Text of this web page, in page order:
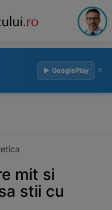
▶ GooglePlay ×
mit si
stii cu